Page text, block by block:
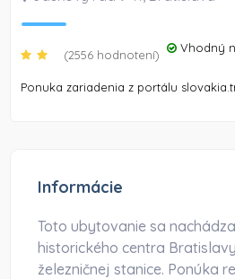
(2556 hodnotení)
Vhodný
Ponuka zariadenia z portálu
Informácie
Toto ubytovanie sa
historického centra
železničnej stanice. Ponúka